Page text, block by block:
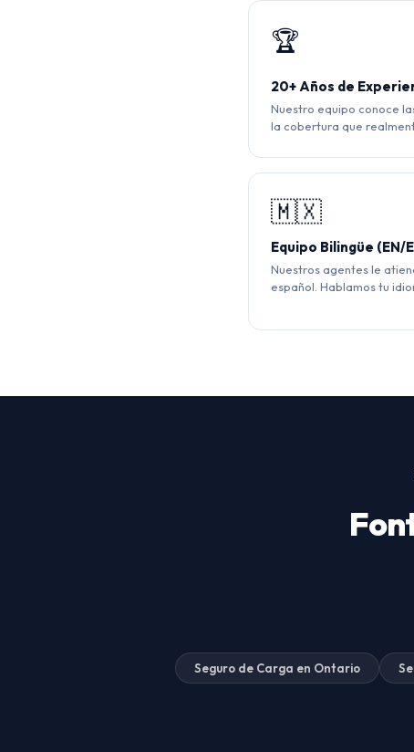
🏆
20+ Años de
Nuestro equipo conoce
la cobertura que
🇲🇽
Equipo Bilingüe (EN/
Nuestros agentes le
español. Hablamos tu
Seguro de Carga en Ontario